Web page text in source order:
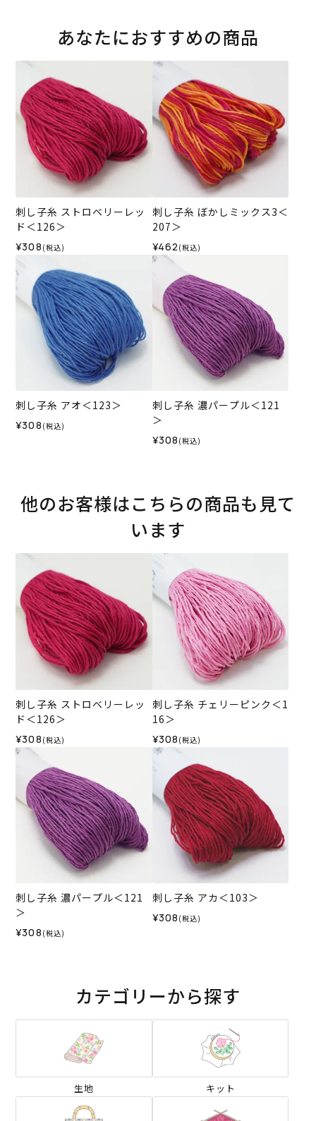
あなたにおすすめの商品
刺し子糸 ストロベリーレッ
ド＜126＞
¥308 (税込)
刺し子糸 ぼかしミックス3＜
207＞
¥462 (税込)
刺し子糸 アオ＜123＞
¥308 (税込)
刺し子糸 濃パープル＜121
＞
¥308 (税込)
他のお客様はこちらの商品も見て
います
刺し子糸 ストロベリーレッ
ド＜126＞
¥308 (税込)
刺し子糸 チェリーピンク＜1
16＞
¥308 (税込)
刺し子糸 濃パープル＜121
＞
¥308 (税込)
刺し子糸 アカ＜103＞
¥308 (税込)
カテゴリーから探す
生地 キット